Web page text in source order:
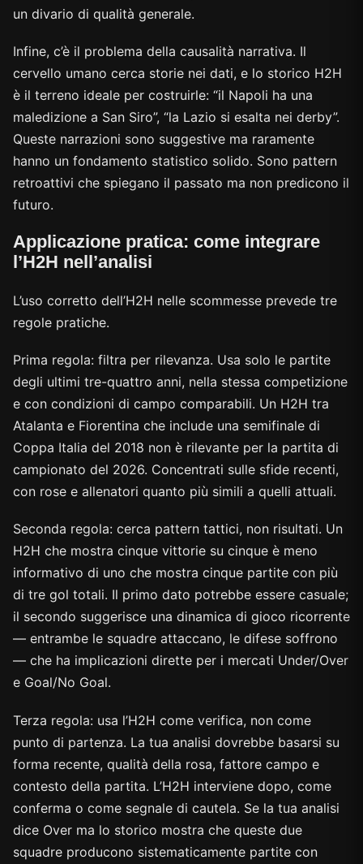
un divario di qualità generale.
Infine, c’è il problema della causalità narrativa. Il
cervello umano cerca storie nei dati, e lo storico H2H
è il terreno ideale per costruirle: “il Napoli ha una
maledizione a San Siro”, “la Lazio si esalta nei derby”.
Queste narrazioni sono suggestive ma raramente
hanno un fondamento statistico solido. Sono pattern
retroattivi che spiegano il passato ma non predicono il
futuro.
Applicazione pratica: come integrare
l’H2H nell’analisi
L’uso corretto dell’H2H nelle scommesse prevede tre
regole pratiche.
Prima regola: filtra per rilevanza. Usa solo le partite
degli ultimi tre-quattro anni, nella stessa competizione
e con condizioni di campo comparabili. Un H2H tra
Atalanta e Fiorentina che include una semifinale di
Coppa Italia del 2018 non è rilevante per la partita di
campionato del 2026. Concentrati sulle sfide recenti,
con rose e allenatori quanto più simili a quelli attuali.
Seconda regola: cerca pattern tattici, non risultati. Un
H2H che mostra cinque vittorie su cinque è meno
informativo di uno che mostra cinque partite con più
di tre gol totali. Il primo dato potrebbe essere casuale;
il secondo suggerisce una dinamica di gioco ricorrente
— entrambe le squadre attaccano, le difese soffrono
— che ha implicazioni dirette per i mercati Under/Over
e Goal/No Goal.
Terza regola: usa l’H2H come verifica, non come
punto di partenza. La tua analisi dovrebbe basarsi su
forma recente, qualità della rosa, fattore campo e
contesto della partita. L’H2H interviene dopo, come
conferma o come segnale di cautela. Se la tua analisi
dice Over ma lo storico mostra che queste due
squadre producono sistematicamente partite con